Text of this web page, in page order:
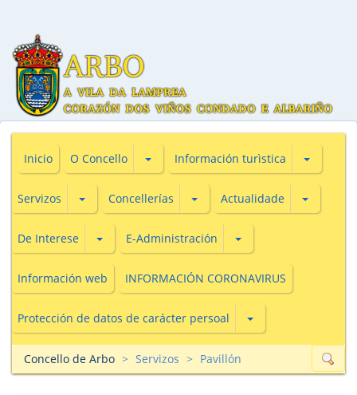
Inicio O Concello Subsecciones de O Concello
Información turìstica
Servizos Subsecciones de Servizos
Concellerías Subsecciones de Concellerías
Actualidade
De Interese Subsecciones de De Interese
E-Administración Subsecciones de E-
Información web INFORMACIÓN CORONAVIRUS
Protección de datos de carácter persoal Subsecciones de
Concello de Arbo Servizos Pavillón